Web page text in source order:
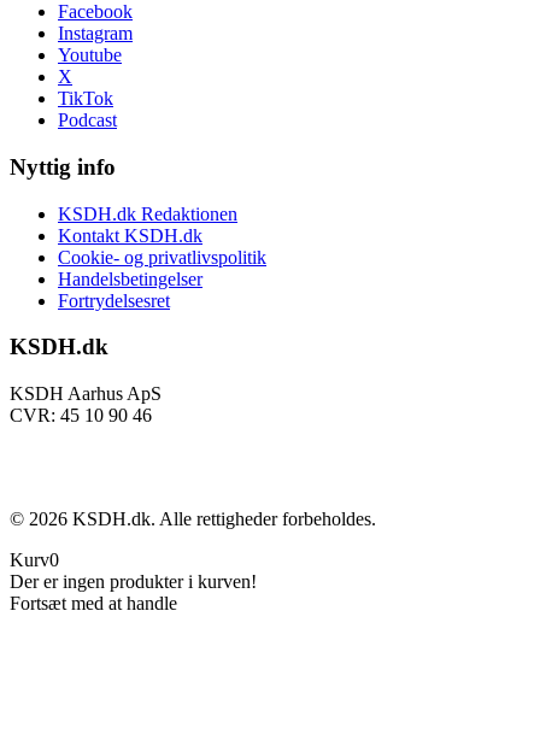
Facebook
Instagram
Youtube
X
TikTok
Podcast
Nyttig info
KSDH.dk Redaktionen
Kontakt KSDH.dk
Cookie- og privatlivspolitik
Handelsbetingelser
Fortrydelsesret
KSDH.dk
KSDH Aarhus ApS
CVR: 45 10 90 46
© 2026 KSDH.dk. Alle rettigheder forbeholdes.
Kurv0
Der er ingen produkter i kurven!
Fortsæt med at handle